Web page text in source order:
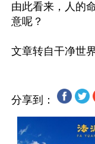
由此看来，人的
意呢？
分享到：